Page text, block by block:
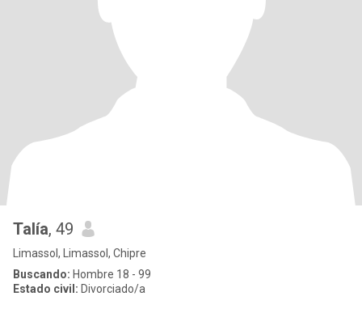
Talía, 49
Limassol, Limassol, Chipre
Buscando: Hombre 18 - 99
Estado civil: Divorciado/a